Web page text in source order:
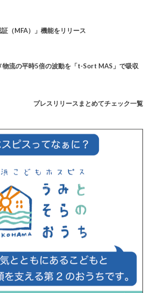
（MFA）」機能をリリース
物流の平時5倍の波動を「t-Sort MAS」で吸収
プレスリリースまとめてチェック一覧